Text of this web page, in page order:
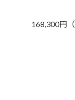
168,300円（